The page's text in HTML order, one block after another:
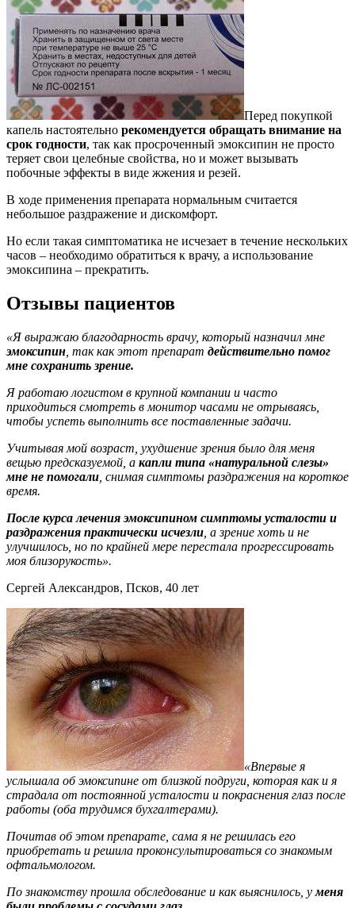
Перед покупкой
капель настоятельно рекомендуется обращать внимание на
срок годности, так как просроченный эмоксипин не просто
теряет свои целебные свойства, но и может вызывать
побочные эффекты в виде жжения и резей.
В ходе применения препарата нормальным считается
небольшое раздражение и дискомфорт.
Но если такая симптоматика не исчезает в течение нескольких
часов – необходимо обратиться к врачу, а использование
эмоксипина – прекратить.
Отзывы пациентов
«Я выражаю благодарность врачу, который назначил мне
эмоксипин , так как этот препарат действительно помог
мне сохранить зрение.
Я работаю логистом в крупной компании и часто
приходиться смотреть в монитор часами не отрываясь,
чтобы успеть выполнить все поставленные задачи.
Учитывая мой возраст, ухудшение зрения было для меня
вещью предсказуемой, а капли типа «натуральной слезы»
мне не помогали , снимая симптомы раздражения на короткое
время.
После курса лечения эмоксипином симптомы усталости и
раздражения практически исчезли , а зрение хоть и не
улучшилось, но по крайней мере перестала прогрессировать
моя близорукость».
Сергей Александров, Псков, 40 лет
«Впервые я
услышала об эмоксипине от близкой подруги, которая как и я
страдала от постоянной усталости и покраснения глаз после
работы (оба трудимся бухгалтерами).
Почитав об этом препарате, сама я не решилась его
приобретать и решила проконсультироваться со знакомым
офтальмологом.
По знакомству прошла обследование и как выяснилось, уменя